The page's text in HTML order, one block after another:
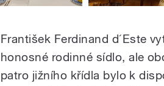
František Ferdinand d´Este
honosné rodinné sídlo, ale
patro jižního křídla bylo k